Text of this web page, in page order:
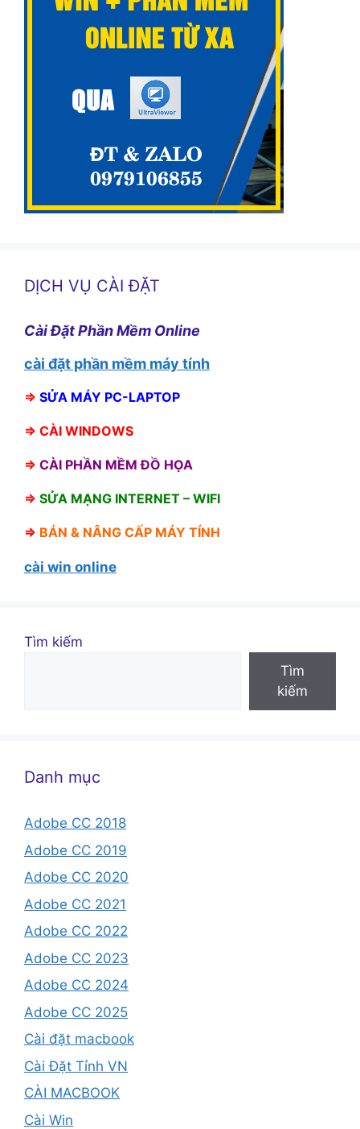
DỊCH VỤ CÀI ĐẶT
Cài Đặt Phần Mềm Online
cài đặt phần mềm máy tính
⇒ SỬA MÁY PC-LAPTOP
⇒ CÀI WINDOWS
⇒ CÀI PHẦN MỀM ĐỒ HỌA
⇒ SỬA MẠNG INTERNET – WIFI
⇒ BÁN & NÂNG CẤP MÁY TÍNH
cài win online
Tìm kiếm
Tìm
kiếm
Danh mục
Adobe CC 2018
Adobe CC 2019
Adobe CC 2020
Adobe CC 2021
Adobe CC 2022
Adobe CC 2023
Adobe CC 2024
Adobe CC 2025
Cài đặt macbook
Cài Đặt Tỉnh VN
CÀI MACBOOK
Cài Win